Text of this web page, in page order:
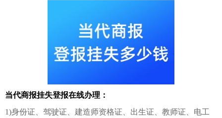
当代商报挂失登报在线办理：
1)身份证、驾驶证、建造师资格证、出生证、教师证、电工